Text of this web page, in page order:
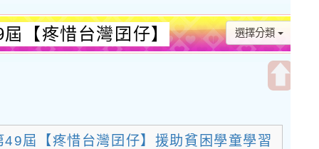
上
選擇分類
【疼惜台灣囝仔】
屆【疼惜台灣囝仔】援助貧困學童學習